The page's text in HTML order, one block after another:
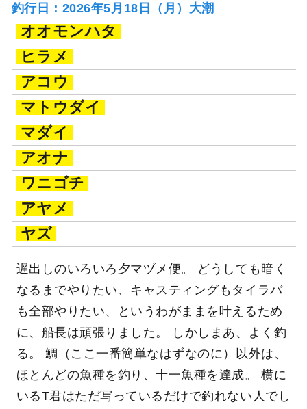
釣行日：2026年5月18日（月）大潮
オオモンハタ
ヒラメ
アコウ
マトウダイ
マダイ
アオナ
ワニゴチ
アヤメ
ヤズ
遅出しのいろいろ夕マヅメ便。 どうしても暗く
なるまでやりたい、キャスティングもタイラバ
も全部やりたい、というわがままを叶えるため
に、船長は頑張りました。 しかしまあ、よく釣
る。 鯛（ここ一番簡単なはずなのに）以外は、
ほとんどの魚種を釣り、十一魚種を達成。 横に
いるT君はただ写っているだけで釣れない人でし